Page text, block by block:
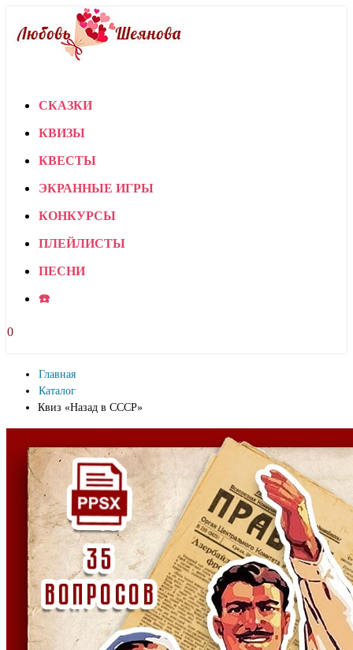
СКАЗКИ
КВИЗЫ
КВЕСТЫ
ЭКРАННЫЕ ИГРЫ
КОНКУРСЫ
ПЛЕЙЛИСТЫ
ПЕСНИ
☎️
0
Главная
Каталог
Квиз «Назад в СССР»